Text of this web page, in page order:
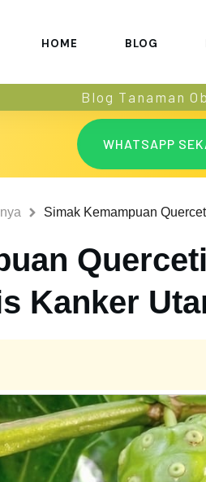
HOME BLOG
Blog Tanaman
WHATSAPP
Kanker